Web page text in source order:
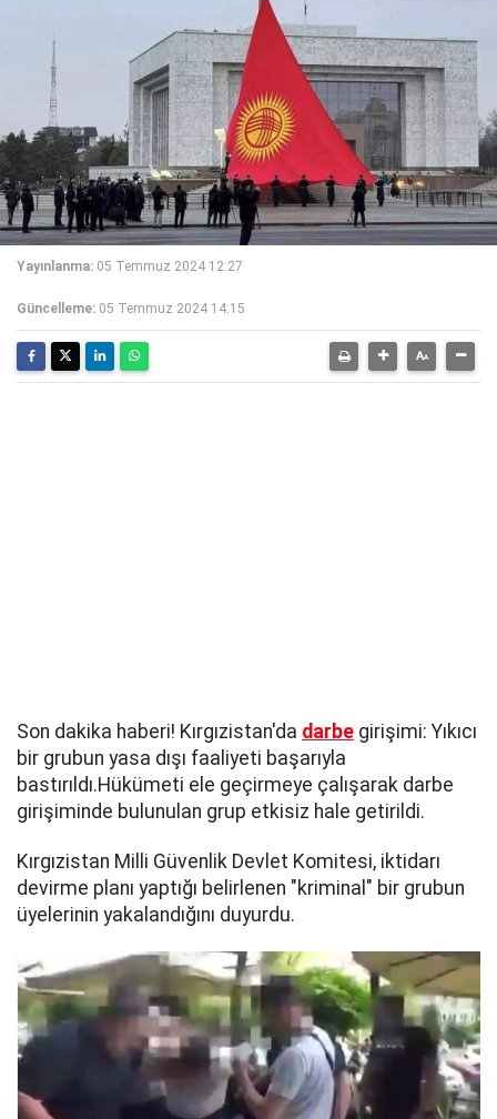
Yayınlanma: 05 Temmuz 2024 12:27
Güncelleme: 05 Temmuz 2024 14:15
Son dakika haberi! Kırgızistan'da darbe girişimi: Yıkıcı
bir grubun yasa dışı faaliyeti başarıyla
bastırıldı.Hükümeti ele geçirmeye çalışarak darbe
girişiminde bulunulan grup etkisiz hale getirildi.
Kırgızistan Milli Güvenlik Devlet Komitesi, iktidarı
devirme planı yaptığı belirlenen "kriminal" bir grubun
üyelerinin yakalandığını duyurdu.